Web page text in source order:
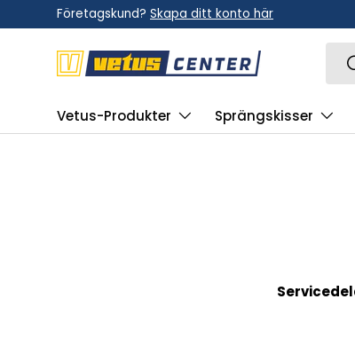
Hoppa till innehållet
Företagskund? Skapa ditt konto här
Vetus-Produkter Sprängskisser